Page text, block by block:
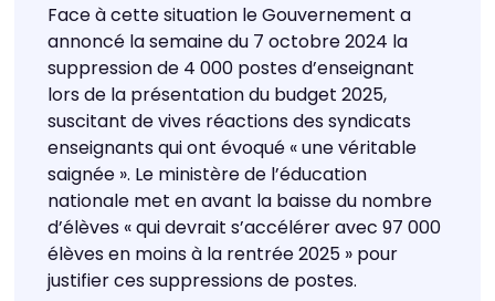
Face à cette situation le Gouvernement a
annoncé la semaine du 7 octobre 2024 la
suppression de 4 000 postes d’enseignant
lors de la présentation du budget 2025,
suscitant de vives réactions des syndicats
enseignants qui ont évoqué « une véritable
saignée ». Le ministère de l’éducation
nationale met en avant la baisse du nombre
d’élèves « qui devrait s’accélérer avec 97 000
élèves en moins à la rentrée 2025 » pour
justifier ces suppressions de postes.